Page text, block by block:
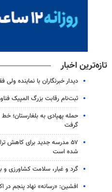
تازه‌ترین اخبار
دیدار خبرنگاران با نماینده
ثبت‌نام رقابت بزرگ المپیک فناوری ۲۰۲۶
حمله پهپادی به بلغارستان؛ خط
گرفت
۵۷ مدرسه جدید برای کاهش
شده است
گرد و غبار، سلامت کشاورزی و
افشین: «رسانه» نهاد پنجم در